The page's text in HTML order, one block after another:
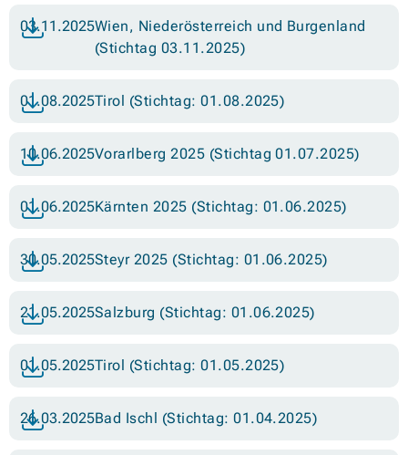
Wien, Niederösterreich und Burgenland
(Stichtag 03.11.2025)
03.11.2025
Tirol (Stichtag: 01.08.2025)
01.08.2025
Vorarlberg 2025 (Stichtag 01.07.2025)
10.06.2025
Kärnten 2025 (Stichtag: 01.06.2025)
01.06.2025
Steyr 2025 (Stichtag: 01.06.2025)
30.05.2025
Salzburg (Stichtag: 01.06.2025)
21.05.2025
Tirol (Stichtag: 01.05.2025)
01.05.2025
Bad Ischl (Stichtag: 01.04.2025)
26.03.2025